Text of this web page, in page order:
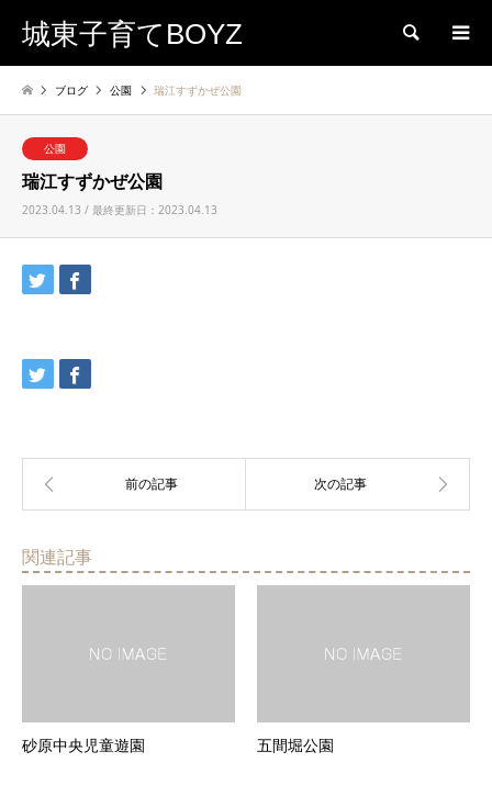
城東子育てBOYZ 検索
ブログ 公園 瑞江すずかぜ公園
公園
瑞江すずかぜ公園
2023.04.13 / 最終更新日：2023.04.13
関連記事
砂原中央児童遊園 五間堀公園